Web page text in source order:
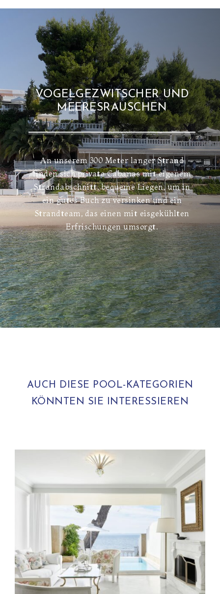
VOGELGEZWITSCHER UND
MEERESRAUSCHEN
An unserem 300 Meter langer Strand
finden sich private Cabanas mit eigenem
Strandabschnitt, bequeme Liegen, um in
ein gutes Buch zu versinken und ein
Strandteam, das einen mit eisgekühlten
Erfrischungen umsorgt.
AUCH DIESE POOL-KATEGORIEN
KÖNNTEN SIE INTERESSIEREN